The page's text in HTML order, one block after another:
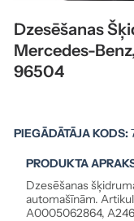
Dzesēšanas
Mercedes-
96504
PIEGĀDĀTĀJA KODS:
PRODUKTA
Dzesēšanas
automašīnām.
A0005062864,